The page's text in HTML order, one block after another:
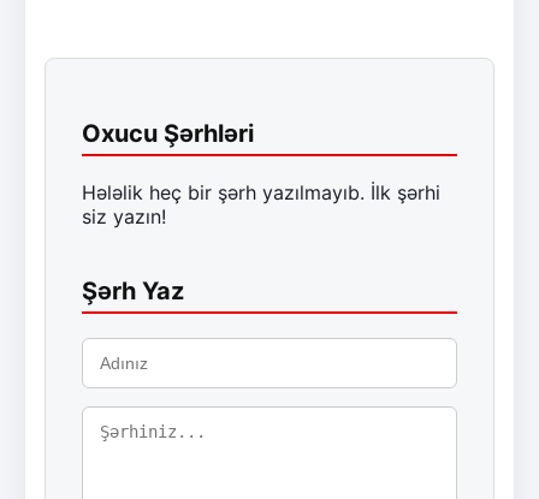
Oxucu Şərhləri
Hələlik heç bir şərh yazılmayıb. İlk şərhi
siz yazın!
Şərh Yaz